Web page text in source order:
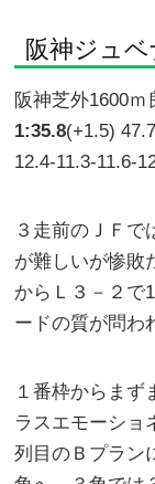
阪神ジュ
阪神芝外1600
1:35.8(+1.5)
12.4-11.3-11.6-
３走前のＪＦで
が難しいが惨敗
からＬ３－２で
ードの質が問わ
１番枠からまず
ラスエモーショ
列目のＢプラン